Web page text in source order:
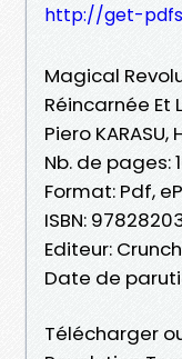
http://get-
Magical
Réincarnée Et
Piero
Nb. de pages:
Format: Pdf,
ISBN:
Editeur:
Date de
Télécharger